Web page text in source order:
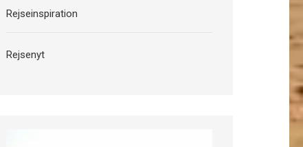
Rejseinspiration
Rejsenyt